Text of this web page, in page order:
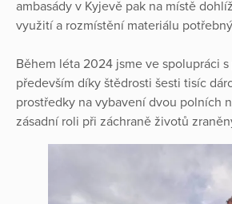
ambasády v Kyjevě pak na místě
využití a rozmístění materiálu
Během léta 2024 jsme ve spolupráci
především díky štědrosti šesti tisíc
prostředky na vybavení dvou polních
zásadní roli při záchraně životů